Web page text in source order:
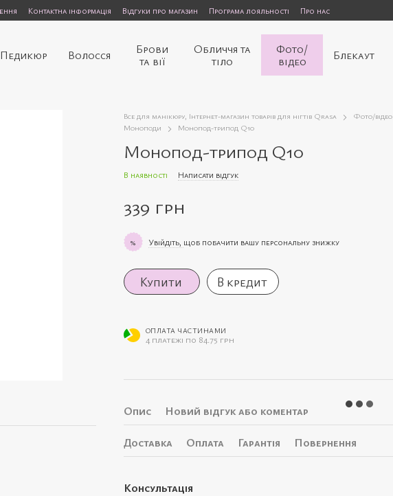
Контактна інформація Відгуки про магазин Програма лояльності Про нас
Педикюр Волосся
Брови
та вії
Обличчя та
тіло
Фото/
відео
Блекаут
Все для манікюру, Інтернет-магазин товарів для нігтів Qrasa Фото/відео
Моноподи
Монопод-трипод Q10
Монопод-трипод Q10
В наявності Написати відгук
339 грн
% Увійдіть, щоб побачити вашу персональну знижку
Купити В кредит
ОПЛАТА ЧАСТИНАМИ
4 платежі по 84.75 грн
Опис Новий відгук або коментар
Доставка Оплата Гарантія Повернення
Консультація